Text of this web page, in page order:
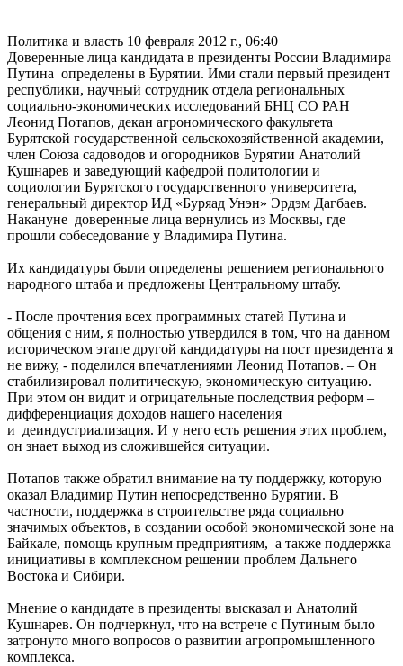
Политика и власть 10 февраля 2012 г., 06:40
Доверенные лица кандидата в президенты России Владимира
Путина определены в Бурятии. Ими стали первый президент
республики, научный сотрудник отдела региональных
социально-экономических исследований БНЦ СО РАН
Леонид Потапов, декан агрономического факультета
Бурятской государственной сельскохозяйственной академии,
член Союза садоводов и огородников Бурятии Анатолий
Кушнарев и заведующий кафедрой политологии и
социологии Бурятского государственного университета,
генеральный директор ИД «Буряад Унэн» Эрдэм Дагбаев.
Накануне доверенные лица вернулись из Москвы, где
прошли собеседование у Владимира Путина.
Их кандидатуры были определены решением регионального
народного штаба и предложены Центральному штабу.
- После прочтения всех программных статей Путина и
общения с ним, я полностью утвердился в том, что на данном
историческом этапе другой кандидатуры на пост президента я
не вижу, - поделился впечатлениями Леонид Потапов. – Он
стабилизировал политическую, экономическую ситуацию.
При этом он видит и отрицательные последствия реформ –
дифференциация доходов нашего населения
и деиндустриализация. И у него есть решения этих проблем,
он знает выход из сложившейся ситуации.
Потапов также обратил внимание на ту поддержку, которую
оказал Владимир Путин непосредственно Бурятии. В
частности, поддержка в строительстве ряда социально
значимых объектов, в создании особой экономической зоне на
Байкале, помощь крупным предприятиям, а также поддержка
инициативы в комплексном решении проблем Дальнего
Востока и Сибири.
Мнение о кандидате в президенты высказал и Анатолий
Кушнарев. Он подчеркнул, что на встрече с Путиным было
затронуто много вопросов о развитии агропромышленного
комплекса.